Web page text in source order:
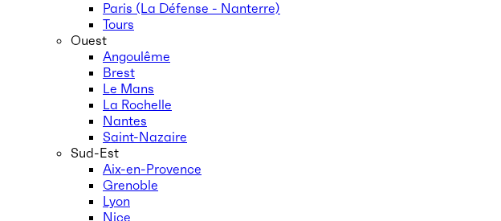
Paris (La Défense - Nanterre)
Tours
Ouest
Angoulême
Brest
Le Mans
La Rochelle
Nantes
Saint-Nazaire
Sud-Est
Aix-en-Provence
Grenoble
Lyon
Nice